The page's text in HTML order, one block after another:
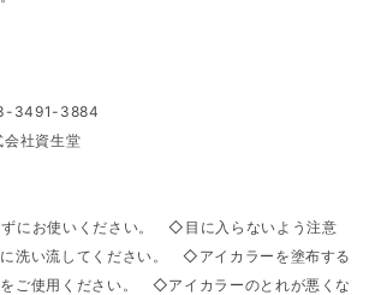
3491-3884
会社資生堂
にお使いください。 ◇目に入らないよう注意
に洗い流してください。 ◇アイカラーを塗布する
ご使用ください。 ◇アイカラーのとれが悪くな